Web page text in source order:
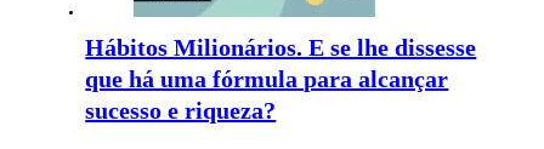
Hábitos Milionários. E se lhe dissesse
que há uma fórmula para alcançar
sucesso e riqueza?